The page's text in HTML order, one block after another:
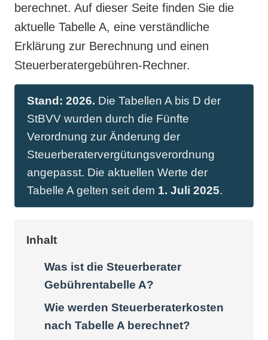
berechnet. Auf dieser Seite finden Sie die
aktuelle Tabelle A, eine verständliche
Erklärung zur Berechnung und einen
Steuerberatergebühren-Rechner.
Stand: 2026. Die Tabellen A bis D der
StBVV wurden durch die Fünfte
Verordnung zur Änderung der
Steuerberatervergütungsverordnung
angepasst. Die aktuellen Werte der
Tabelle A gelten seit dem 1. Juli 2025.
Inhalt
Was ist die Steuerberater
Gebührentabelle A?
Wie werden Steuerberaterkosten
nach Tabelle A berechnet?